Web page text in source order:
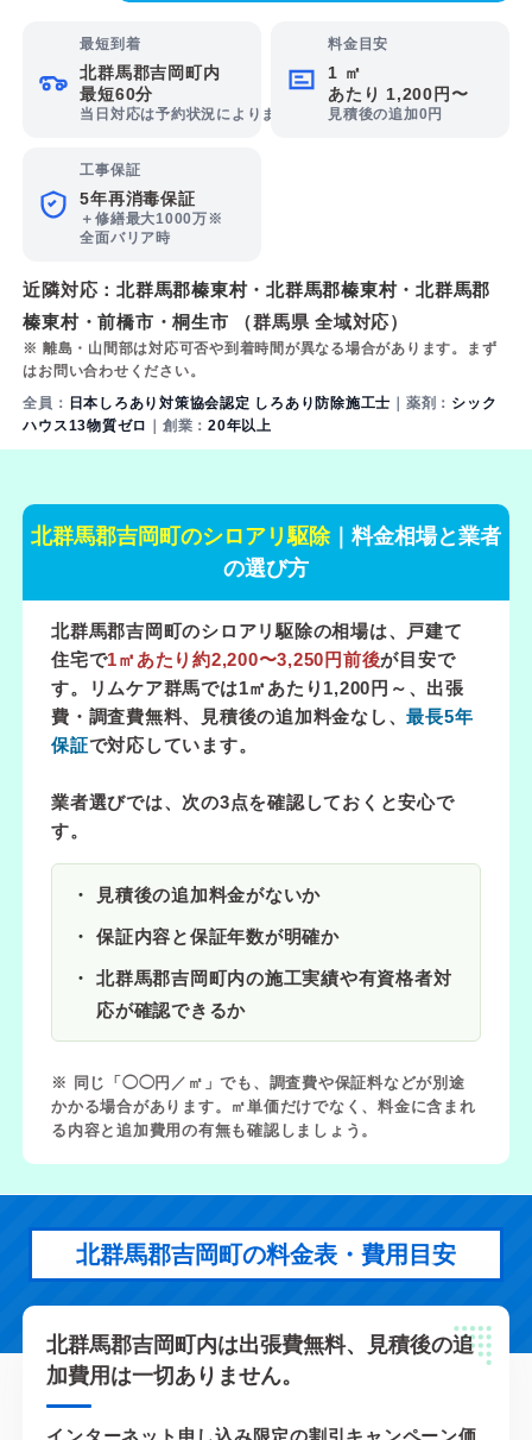
最短到着
北群馬郡吉岡町内
最短60分
当日対応は予約状況によります
料金目安
1 ㎡
あたり 1,200円〜
見積後の追加0円
工事保証
5年再消毒保証
＋修繕最大1000万※
全面バリア時
近隣対応：北群馬郡榛東村・北群馬郡榛東村・北群馬郡
榛東村・前橋市 ・桐生市 （群馬県 全域対応）
※ 離島・山間部は対応可否や到着時間が異なる場合があります。まず
はお問い合わせください。
全員： 日本しろあり対策協会認定 しろあり防除施工士 ｜薬剤： シック
ハウス13物質ゼロ ｜創業：20年以上
北群馬郡吉岡町のシロアリ駆除｜料金相場と業者
の選び方
北群馬郡吉岡町のシロアリ駆除の相場は、戸建て
住宅で1㎡あたり約2,200〜3,250円前後が目安で
す。リムケア群馬では1㎡あたり1,200円～ 、出張
費・調査費無料、見積後の追加料金なし、最長5年
保証で対応しています。
業者選びでは、次の3点を確認しておくと安心で
す。
見積後の追加料金がないか
保証内容と保証年数が明確か
北群馬郡吉岡町内の施工実績や有資格者対
応が確認できるか
※ 同じ「◯◯円／㎡」でも、調査費や保証料などが別途
かかる場合があります。㎡単価だけでなく、料金に含まれ
る内容と追加費用の有無も確認しましょう。
北群馬郡吉岡町の料金表・費用目安
北群馬郡吉岡町内は出張費無料、見積後の追
加費用は一切ありません。
インターネット申し込み限定の割引キャンペーン価